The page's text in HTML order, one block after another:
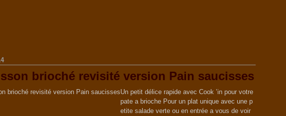
brioché revisité version Pain saucisses
Un petit délice rapide avec Cook ’in pour votre
pate a brioche Pour un plat unique avec une p
etite salade verte ou en entrée a vous de voir